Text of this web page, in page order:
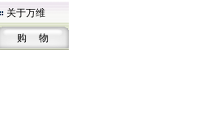
关于万维
购 物